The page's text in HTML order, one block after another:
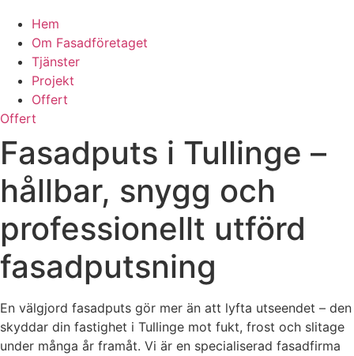
Hem
Om Fasadföretaget
Tjänster
Projekt
Offert
Offert
Fasadputs i Tullinge –
hållbar, snygg och
professionellt utförd
fasadputsning
En välgjord fasadputs gör mer än att lyfta utseendet – den
skyddar din fastighet i Tullinge mot fukt, frost och slitage
under många år framåt. Vi är en specialiserad fasadfirma